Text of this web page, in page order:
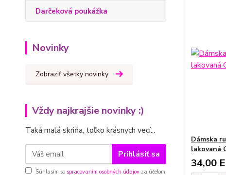
Darčeková poukážka
Novinky
Zobraziť všetky novinky
Vždy najkrajšie novinky :)
Taká malá skriňa, toľko krásnych vecí...
Prihlásiť sa
Súhlasím so spracovaním osobných údajov za účelom
Dámska
lakovaná
34,00